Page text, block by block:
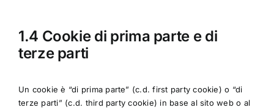
1.4 Cookie di prima parte e di
terze parti
Un cookie è “di prima parte” (c.d. first party cookie) o “di
terze parti” (c.d. third party cookie) in base al sito web o al